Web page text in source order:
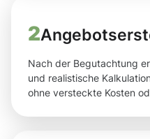
2
Nach der Begutachtung
und realistische
ohne versteckte Kosten